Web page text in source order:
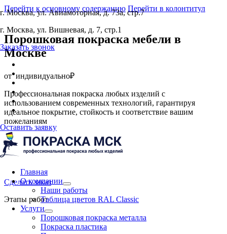
Перейти к основному содержанию Перейти в колонтитул
г. Москва, ул. Авиамоторная, д. 73а, стр.7
г. Москва, ул. Вишневая, д. 7, стр.1
Заказать звонок
Оставить заявку
Главная
О компании
Наши работы
Таблица цветов RAL Classic
Услуги
Порошковая покраска металла
Покраска пластика
Порошковая покраска мебели в
Москве
от индивидуально₽
Профессиональная покраска любых изделий с
использованием современных технологий, гарантируя
идеальное покрытие, стойкость и соответствие вашим
пожеланиям
Сделать заказ
Этапы работ